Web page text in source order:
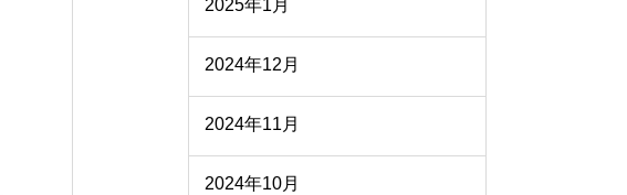
2025年1月
2024年12月
2024年11月
2024年10月